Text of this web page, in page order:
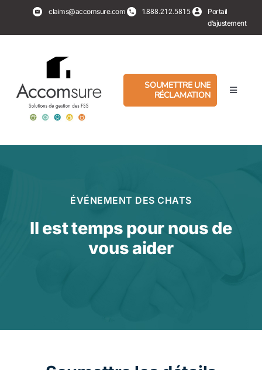
contenu
claims@accomsure.com 1.888.212.5815
Portail
d’ajustement
Basculer
Experts en sinistre
Services
SOUMETTRE UNE
RÉCLAMATION
ÉVÉNEMENT DES CHATS
Il est temps pour nous de
vous aider